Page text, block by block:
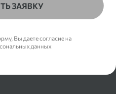
ЗАЯВКУ
Вы даете согласие на
данных